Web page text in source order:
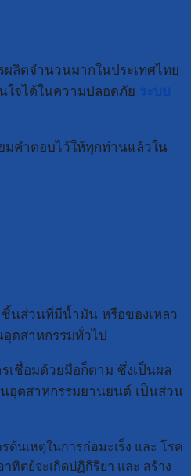
ลิตจำนวนมากในประเทศไทย
ใจได้ในความปลอดภัย
มคำตอบไว้ให้ทุกท่านแล้วใน
นส่วนที่มีน้ำมัน หรือของเหลว
อุตสาหกรรมทั่วไป
เชื่อมด้วยมือก็ตาม ซึ่งเป็นผล
อุตสาหกรรมยานยนต์ เป็นส่วน
นเหตุในการก่อมะเร็ง และ โรค
ทิตย์จะเกิดปฏิกิริยา และ สร้าง